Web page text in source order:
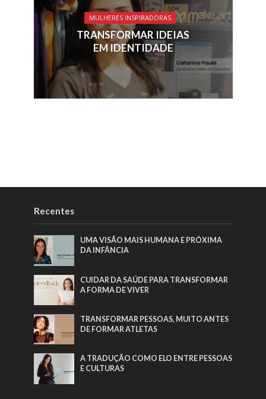
MULHERES INSPIRADORAS
TRANSFORMAR IDEIAS
EM IDENTIDADE
Recentes
UMA VISÃO MAIS HUMANA E PRÓXIMA
DA INFÂNCIA
CUIDAR DA SAÚDE PARA TRANSFORMAR
A FORMA DE VIVER
TRANSFORMAR PESSOAS, MUITO ANTES
DE FORMAR ATLETAS
A TRADUÇÃO COMO ELO ENTRE PESSOAS
E CULTURAS